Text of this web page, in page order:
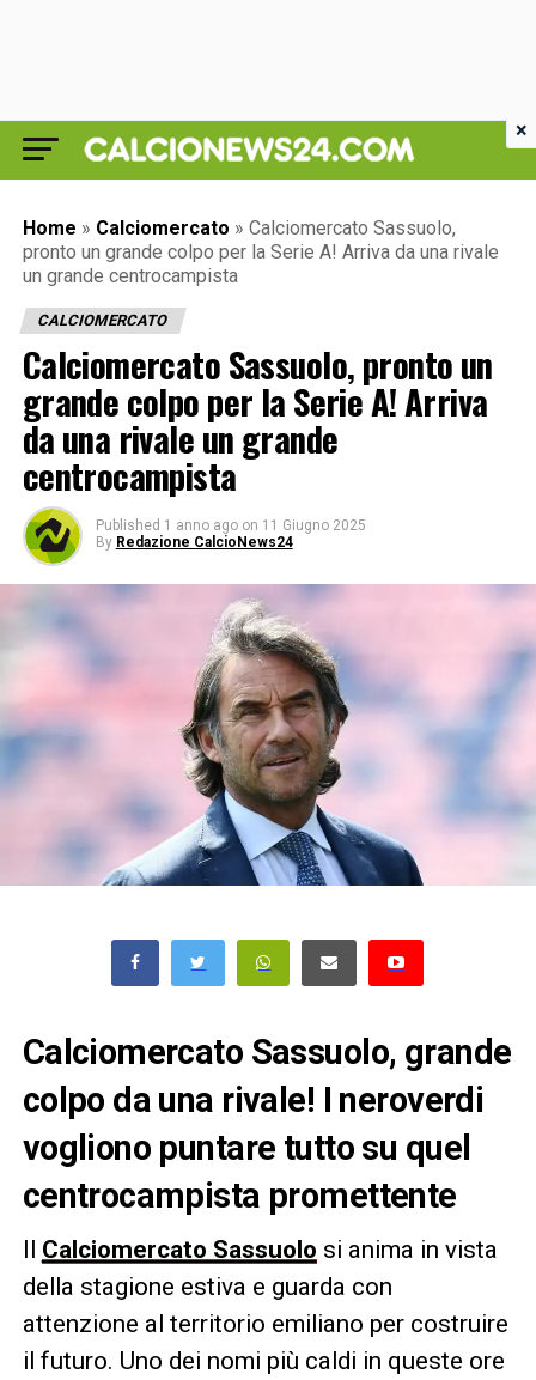
Home » Calciomercato » Calciomercato Sassuolo,
pronto un grande colpo per la Serie A! Arriva da una rivale
un grande centrocampista
CALCIOMERCATO
Calciomercato Sassuolo, pronto un
grande colpo per la Serie A! Arriva
da una rivale un grande
centrocampista
Published 1 anno ago on 11 Giugno 2025
By Redazione CalcioNews24
Calciomercato Sassuolo, grande
colpo da una rivale! I neroverdi
vogliono puntare tutto su quel
centrocampista promettente
Il Calciomercato Sassuolo si anima in vista
della stagione estiva e guarda con
attenzione al territorio emiliano per costruire
il futuro. Uno dei nomi più caldi in queste ore
×